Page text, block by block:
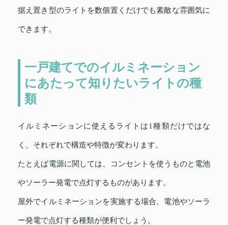
据え置き型のライトを数個置くだけでも素敵な雰囲気に
できます。
一戸建てでのイルミネーション
にあたって知りたいライトの種
類
イルミネーションに使えるライトは1種類だけではな
く、それぞれで構造や特徴が変わります。
たとえば電源に関しては、コンセントを使うものと電池
やソーラー発電で点灯するものがあります。
屋外でイルミネーションを実施する場合、電池やソーラ
ー発電で点灯する種類が便利でしょう。